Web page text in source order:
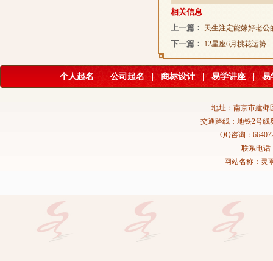
相关信息
上一篇：
天生注定能嫁好老公
下一篇： 12星座6月桃花运势
个人起名 公司起名 | 商标设计 | 易学讲座 | 易
地址：南京市建邺
交通路线：地铁2号线
QQ咨询：
联系电话
网站名称：灵